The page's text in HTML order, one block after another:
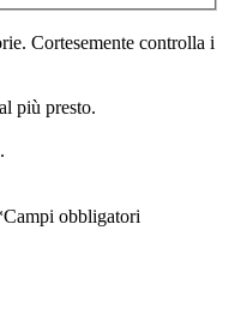
Cortesemente controlla i
più presto.
obbligatori